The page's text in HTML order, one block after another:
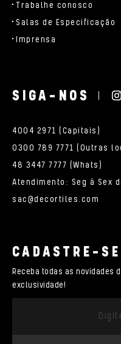
Trabalhe conosco
Salas de Especificação
Imprensa
SIGA-NOS
4004 2971 (Capitais)
0300 789 7771 (Outras
48 3447 7777 (Whats)
Atendimento: Seg à Sex
sac@decortiles.com
CADASTRE-SE
Receba todas as novidades
exclusividade!